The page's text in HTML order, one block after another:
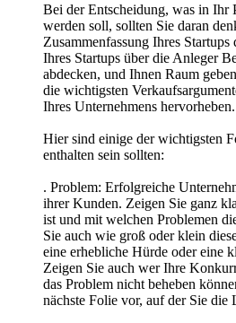
Bei der Entscheidung, was in Ihr
werden soll, sollten Sie daran
Zusammenfassung Ihres
Ihres Startups über die Anleger
abdecken, und Ihnen Raum
die wichtigsten
Ihres Unternehmens hervorheben.
Hier sind einige der wichtigsten
enthalten sein sollten:
. Problem: Erfolgreiche
ihrer Kunden. Zeigen Sie ganz
ist und mit welchen Problemen
Sie auch wie groß oder klein
eine erhebliche Hürde oder eine
Zeigen Sie auch wer Ihre
das Problem nicht beheben
nächste Folie vor, auf der Sie die